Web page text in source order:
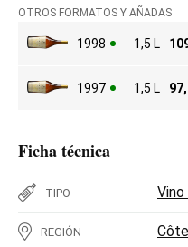
OTROS FORMATOS Y AÑADAS
1998 1,5 L
1997 1,5 L
Ficha técnica
TIPO
REGIÓN